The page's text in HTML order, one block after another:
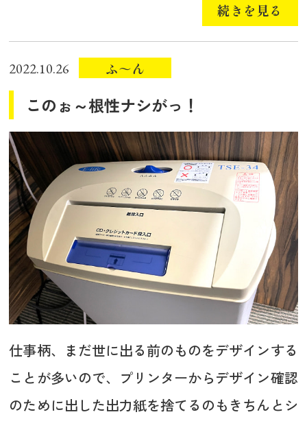
続きを見る
2022.10.26 ふ～ん
このぉ～根性ナシがっ！
仕事柄、まだ世に出る前のものをデザインする
ことが多いので、プリンターからデザイン確認
のために出した出力紙を捨てるのもきちんとシ